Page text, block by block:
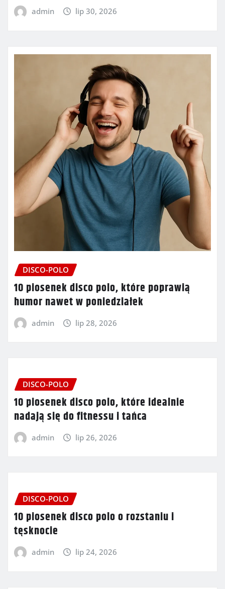
admin lip 30, 2026
DISCO-POLO
10 piosenek disco polo, które poprawią
humor nawet w poniedziałek
admin lip 28, 2026
DISCO-POLO
10 piosenek disco polo, które idealnie
nadają się do fitnessu i tańca
admin lip 26, 2026
DISCO-POLO
10 piosenek disco polo o rozstaniu i
tęsknocie
admin lip 24, 2026